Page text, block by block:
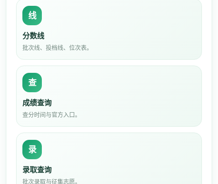
线
分数线
批次线、投档线、位次表。
查
成绩查询
查分时间与官方入口。
录
录取查询
批次录取与征集志愿。